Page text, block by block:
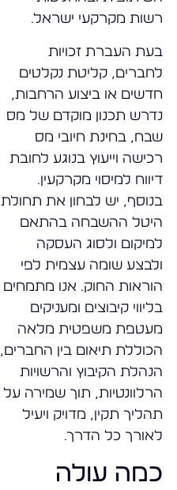
רשות מקרקעי ישראל.
בעת העברת זכויות
לחברים, קליטת נקלטים
חדשים או ביצוע הרחבות,
נדרש תכנון מוקדם של מס
שבח, בחינת חיובי מס
רכישה וייעוץ בנוגע לחובת
דיווח למיסוי מקרקעין.
בנוסף, יש לבחון את תחולת
היטל ההשבחה בהתאם
למיקום ולסוג העסקה
ולבצע שומה עצמית לפי
הוראות החוק. אנו מתמחים
בליווי קיבוצים ומעניקים
מעטפת משפטית מלאה
הכוללת תיאום בין החברים,
הנהלת הקיבוץ והרשויות
הרלוונטיות, תוך שמירה על
תהליך תקין, מדויק ויעיל
לאורך כל הדרך.
כמה עולה